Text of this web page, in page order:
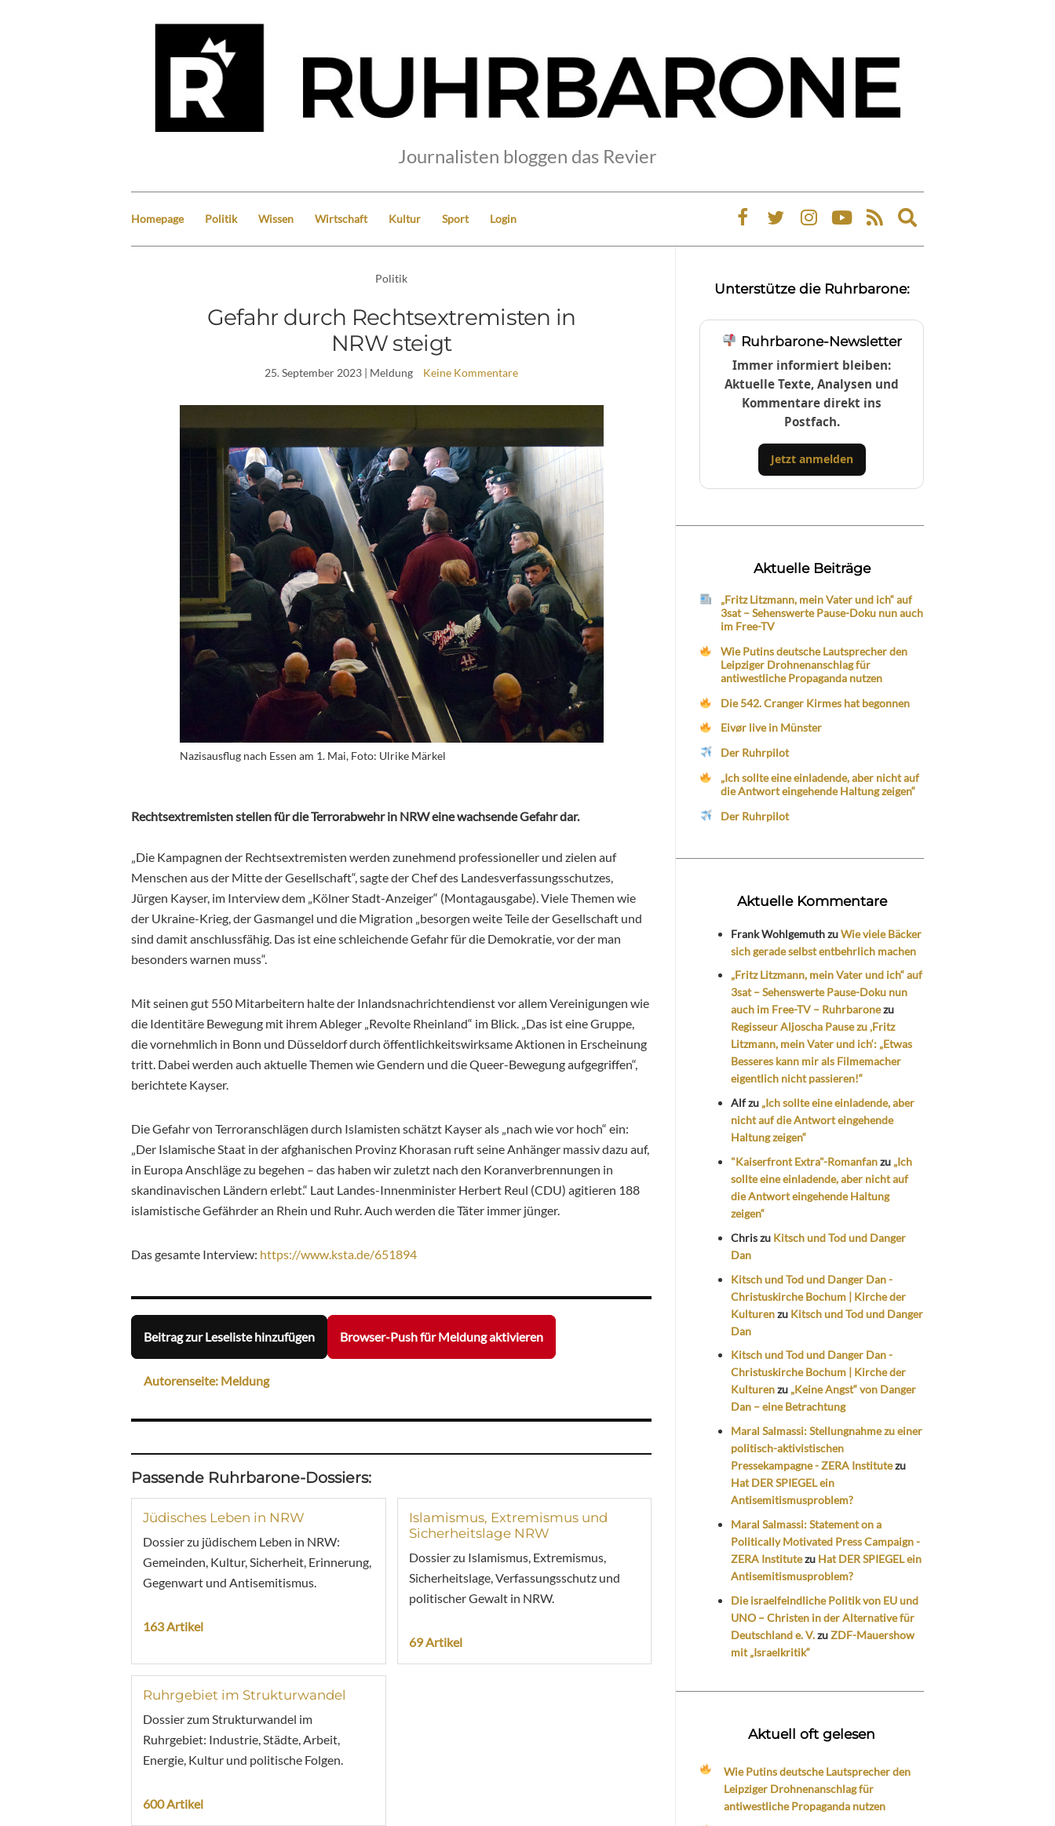
Journalisten bloggen das Revier
Homepage Politik Wissen Wirtschaft Kultur Sport Login
Expand
search
Politik
Gefahr durch Rechtsextremisten in
NRW steigt
25. September 2023 | Meldung Keine Kommentare
Nazisausflug nach Essen am 1. Mai, Foto: Ulrike Märkel
Rechtsextremisten stellen für die Terrorabwehr in NRW eine wachsende Gefahr dar.
„Die Kampagnen der Rechtsextremisten werden zunehmend professioneller und zielen auf
Menschen aus der Mitte der Gesellschaft“, sagte der Chef des Landesverfassungsschutzes,
Jürgen Kayser, im Interview dem „Kölner Stadt-Anzeiger“ (Montagausgabe). Viele Themen wie
der Ukraine-Krieg, der Gasmangel und die Migration „besorgen weite Teile der Gesellschaft und
sind damit anschlussfähig. Das ist eine schleichende Gefahr für die Demokratie, vor der man
besonders warnen muss“.
Mit seinen gut 550 Mitarbeitern halte der Inlandsnachrichtendienst vor allem Vereinigungen wie
die Identitäre Bewegung mit ihrem Ableger „Revolte Rheinland“ im Blick. „Das ist eine Gruppe,
die vornehmlich in Bonn und Düsseldorf durch öffentlichkeitswirksame Aktionen in Erscheinung
tritt. Dabei werden auch aktuelle Themen wie Gendern und die Queer-Bewegung aufgegriffen“,
berichtete Kayser.
Die Gefahr von Terroranschlägen durch Islamisten schätzt Kayser als „nach wie vor hoch“ ein:
„Der Islamische Staat in der afghanischen Provinz Khorasan ruft seine Anhänger massiv dazu auf,
in Europa Anschläge zu begehen – das haben wir zuletzt nach den Koranverbrennungen in
skandinavischen Ländern erlebt.“ Laut Landes-Innenminister Herbert Reul (CDU) agitieren 188
islamistische Gefährder an Rhein und Ruhr. Auch werden die Täter immer jünger.
Das gesamte Interview: https://www.ksta.de/651894
Beitrag zur Leseliste hinzufügen Browser-Push für Meldung aktivieren
Autorenseite: Meldung
Passende Ruhrbarone-Dossiers:
Jüdisches Leben in NRW
Dossier zu jüdischem Leben in NRW:
Gemeinden, Kultur, Sicherheit, Erinnerung,
Gegenwart und Antisemitismus.
163 Artikel
Islamismus, Extremismus und
Sicherheitslage NRW
Dossier zu Islamismus, Extremismus,
Sicherheitslage, Verfassungsschutz und
politischer Gewalt in NRW.
69 Artikel
Ruhrgebiet im Strukturwandel
Dossier zum Strukturwandel im
Ruhrgebiet: Industrie, Städte, Arbeit,
Energie, Kultur und politische Folgen.
600 Artikel
Unterstütze die Ruhrbarone:
Ruhrbarone-Newsletter
Immer informiert bleiben:
Aktuelle Texte, Analysen und
Kommentare direkt ins
Postfach.
Jetzt anmelden
Aktuelle Beiträge
„Fritz Litzmann, mein Vater und ich“ auf
3sat – Sehenswerte Pause-Doku nun auch
im Free-TV
Wie Putins deutsche Lautsprecher den
Leipziger Drohnenanschlag für
antiwestliche Propaganda nutzen
Die 542. Cranger Kirmes hat begonnen
Eivør live in Münster
Der Ruhrpilot
„Ich sollte eine einladende, aber nicht auf
die Antwort eingehende Haltung zeigen“
Der Ruhrpilot
Aktuelle Kommentare
Frank WohlgemuthzuWie viele Bäcker
sich gerade selbst entbehrlich machen
„Fritz Litzmann, mein Vater und ich“ auf
3sat – Sehenswerte Pause-Doku nun
auch im Free-TV – Ruhrbaronezu
Regisseur Aljoscha Pause zu ‚Fritz
Litzmann, mein Vater und ich‘: „Etwas
Besseres kann mir als Filmemacher
eigentlich nicht passieren!“
Alfzu „Ich sollte eine einladende, aber
nicht auf die Antwort eingehende
Haltung zeigen“
"Kaiserfront Extra"-Romanfanzu „Ich
sollte eine einladende, aber nicht auf
die Antwort eingehende Haltung
zeigen“
Chriszu Kitsch und Tod und Danger
Dan
Kitsch und Tod und Danger Dan -
Christuskirche Bochum | Kirche der
Kulturenzu Kitsch und Tod und Danger
Dan
Kitsch und Tod und Danger Dan -
Christuskirche Bochum | Kirche der
Kulturenzu „Keine Angst“ von Danger
Dan – eine Betrachtung
Maral Salmassi: Stellungnahme zu einer
politisch-aktivistischen
Pressekampagne - ZERA Institutezu
Hat DER SPIEGEL ein
Antisemitismusproblem?
Maral Salmassi: Statement on a
Politically Motivated Press Campaign -
ZERA Institutezu Hat DER SPIEGEL ein
Antisemitismusproblem?
Die israelfeindliche Politik von EU und
UNO – Christen in der Alternative für
Deutschland e. V.zuZDF-Mauershow
mit „Israelkritik“
Aktuell oft gelesen
Wie Putins deutsche Lautsprecher den
Leipziger Drohnenanschlag für
antiwestliche Propaganda nutzen